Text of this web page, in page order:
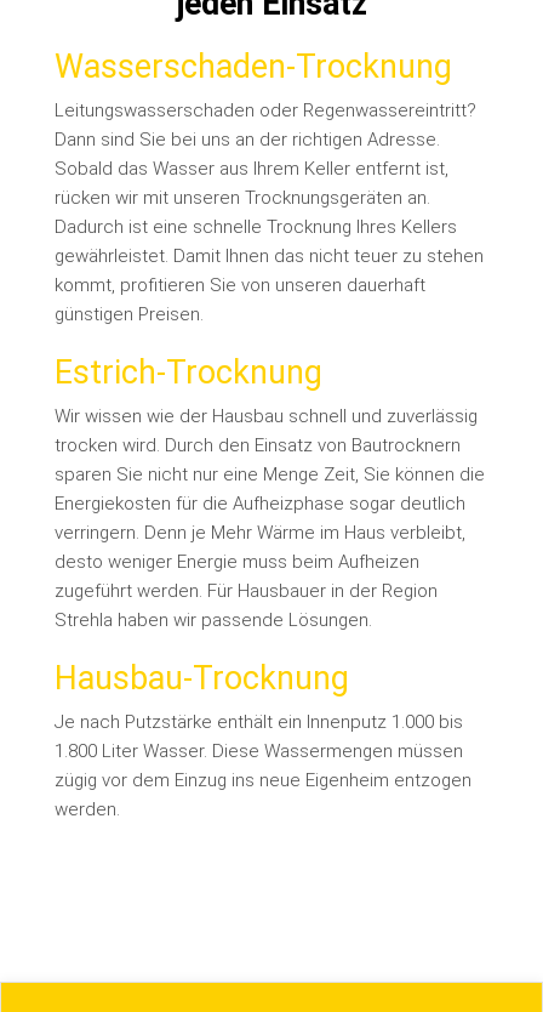
Wasserschaden-Trocknung
Leitungswasserschaden oder Regenwassereintritt?
Dann sind Sie bei uns an der richtigen Adresse.
Sobald das Wasser aus Ihrem Keller entfernt ist,
rücken wir mit unseren Trocknungsgeräten an.
Dadurch ist eine schnelle Trocknung Ihres Kellers
gewährleistet. Damit Ihnen das nicht teuer zu stehen
kommt, profitieren Sie von unseren dauerhaft
günstigen Preisen.
Estrich-Trocknung
Wir wissen wie der Hausbau schnell und zuverlässig
trocken wird. Durch den Einsatz von Bautrocknern
sparen Sie nicht nur eine Menge Zeit, Sie können die
Energiekosten für die Aufheizphase sogar deutlich
verringern. Denn je Mehr Wärme im Haus verbleibt,
desto weniger Energie muss beim Aufheizen
zugeführt werden. Für Hausbauer in der Region
Strehla haben wir passende Lösungen.
Hausbau-Trocknung
Je nach Putzstärke enthält ein Innenputz 1.000 bis
1.800 Liter Wasser. Diese Wassermengen müssen
zügig vor dem Einzug ins neue Eigenheim entzogen
werden.